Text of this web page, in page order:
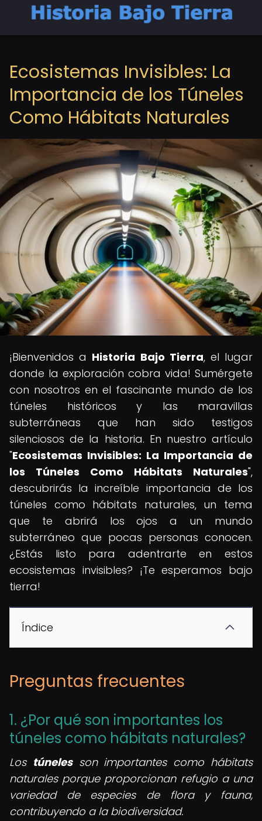
Ecosistemas Invisibles: La
Importancia de los Túneles
Como Hábitats Naturales
¡Bienvenidos a Historia Bajo Tierra, el lugar
donde la exploración cobra vida! Sumérgete
con nosotros en el fascinante mundo de los
túneles históricos y las maravillas
subterráneas que han sido testigos
silenciosos de la historia. En nuestro artículo
"Ecosistemas Invisibles: La Importancia de
los Túneles Como Hábitats Naturales",
descubrirás la increíble importancia de los
túneles como hábitats naturales, un tema
que te abrirá los ojos a un mundo
subterráneo que pocas personas conocen.
¿Estás listo para adentrarte en estos
ecosistemas invisibles? ¡Te esperamos bajo
tierra!
Índice
Preguntas frecuentes
1. ¿Por qué son importantes los
túneles como hábitats naturales?
Los túnelesson importantes como hábitats
naturales porque proporcionan refugio a una
variedad de especies de flora y fauna,
contribuyendo a la biodiversidad.